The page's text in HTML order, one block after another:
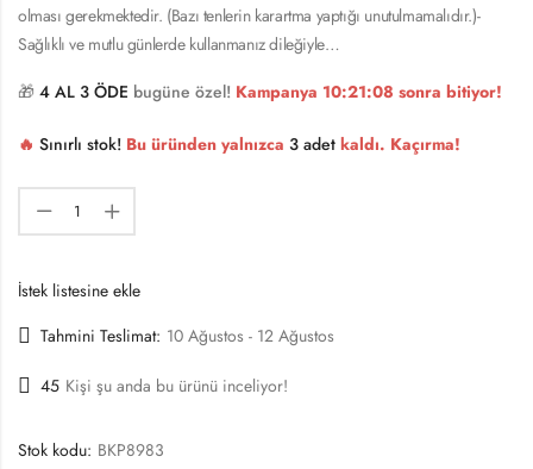
olması gerekmektedir. (Bazı tenlerin karartma yaptığı unutulmamalıdır.)-
Sağlıklı ve mutlu günlerde kullanmanız dileğiyle…
🎁 4 AL 3 ÖDE bugüne özel! Kampanya 10:21:08 sonra bitiyor!
🔥 Sınırlı stok! Bu üründen yalnızca 3 adet kaldı. Kaçırma!
İstek listesine ekle
Tahmini Teslimat: 10 Ağustos - 12 Ağustos
45 Kişi şu anda bu ürünü inceliyor!
Stok kodu: BKP8983